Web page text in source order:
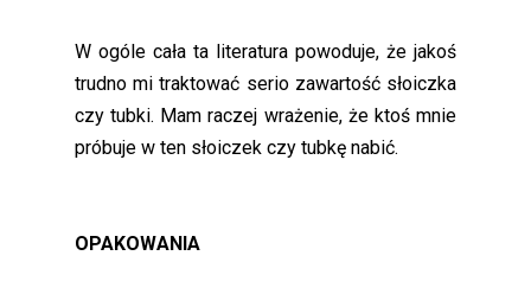
W ogóle cała ta literatura powoduje, że jakoś
trudno mi traktować serio zawartość słoiczka
czy tubki. Mam raczej wrażenie, że ktoś mnie
próbuje w ten słoiczek czy tubkę nabić.
OPAKOWANIA